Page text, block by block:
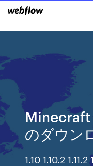
Minecraft
のダウン
1.10 1.10.2